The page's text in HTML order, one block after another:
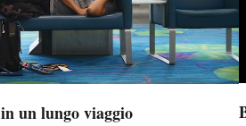
un lungo viaggio